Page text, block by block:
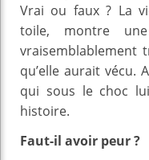
Vrai ou faux ? La
toile, montre
vraisemblablement
qu’elle aurait vécu.
qui sous le choc
histoire.
Faut-il avoir peur ?